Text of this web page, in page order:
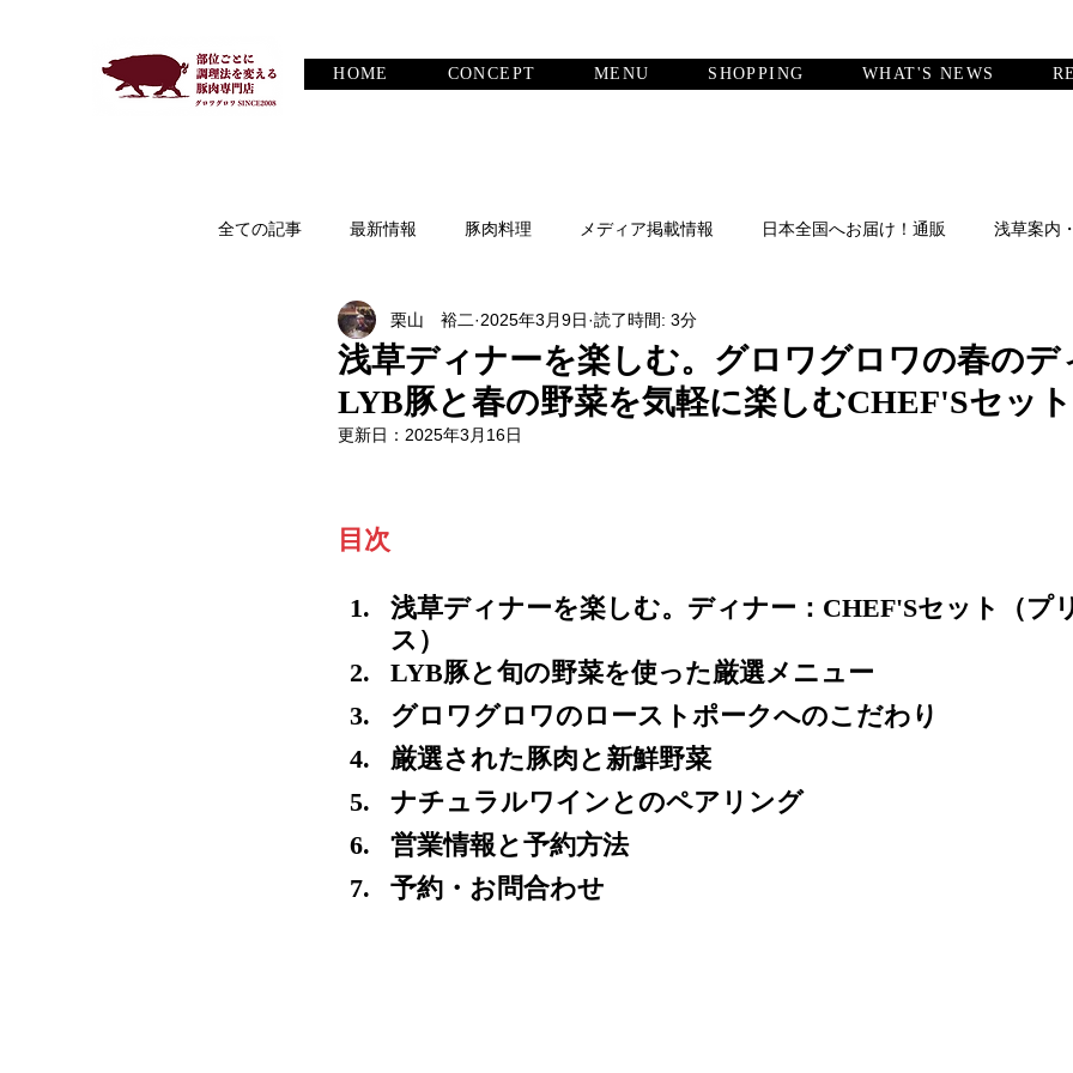
HOME CONCEPT MENU SHOPPING WHAT'S NEWS
全ての記事 最新情報 豚肉料理 メディア掲載情報 日本全国へお届け！通販 浅草案内
ワインについて
浅草ディナーを楽しむ。グロワグロワの春のデ
LYB豚と春の野菜を気軽に楽しむCHEF'Sセット
栗山 裕二 2025年3月9日 読了時間: 3分
更新日： 2025年3月16日
目次
浅草ディナーを楽しむ。ディナー：CHEF'Sセット（プ
ス）
LYB豚と旬の野菜を使った厳選メニュー
グロワグロワのローストポークへのこだわり
厳選された豚肉と新鮮野菜
ナチュラルワインとのペアリング
営業情報と予約方法
予約・お問合わせ